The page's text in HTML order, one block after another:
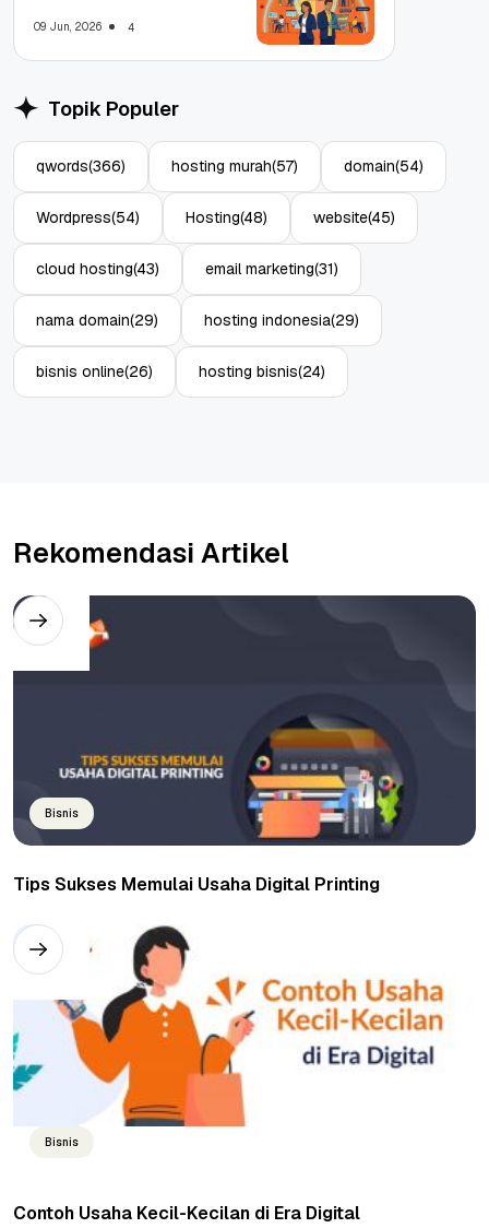
09 Jun, 2026 4
Topik Populer
qwords(366) hosting murah(57) domain(54)
Wordpress(54) Hosting(48) website(45)
cloud hosting(43) email marketing(31)
nama domain(29) hosting indonesia(29)
bisnis online(26) hosting bisnis(24)
Rekomendasi Artikel
Bisnis
Tips Sukses Memulai Usaha Digital Printing
Bisnis
Contoh Usaha Kecil-Kecilan di Era Digital